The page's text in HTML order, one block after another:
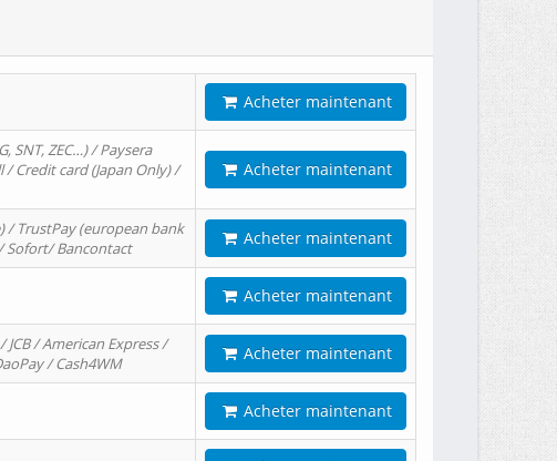
Acheter maintenant
SNT, ZEC…) / Paysera
Credit card (Japan Only) /
Acheter maintenant
/ TrustPay (european bank
Sofort/ Bancontact
Acheter maintenant
Acheter maintenant
/ American Express /
/ Cash4WM
Acheter maintenant
Acheter maintenant